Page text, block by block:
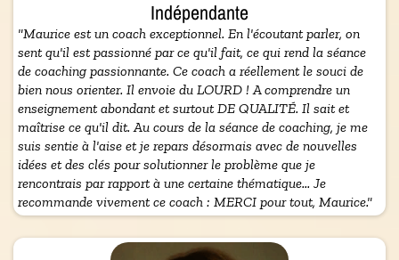
Indépendante
"Maurice est un coach exceptionnel. En l'écoutant parler, on
sent qu'il est passionné par ce qu'il fait, ce qui rend la séance
de coaching passionnante. Ce coach a réellement le souci de
bien nous orienter. Il envoie du LOURD ! A comprendre un
enseignement abondant et surtout DE QUALITÉ. Il sait et
maîtrise ce qu'il dit. Au cours de la séance de coaching, je me
suis sentie à l'aise et je repars désormais avec de nouvelles
idées et des clés pour solutionner le problème que je
rencontrais par rapport à une certaine thématique... Je
recommande vivement ce coach : MERCI pour tout, Maurice."